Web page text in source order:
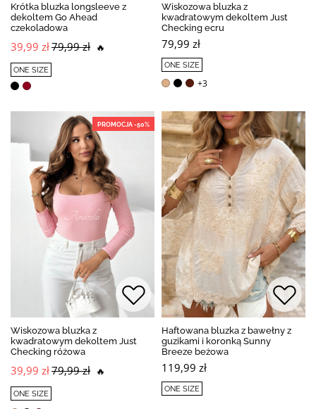
Krótka bluzka longsleeve z
dekoltem Go Ahead
czekoladowa
39,99 zł79,99 zł 🔥
ONE SIZE
Wiskozowa bluzka z
kwadratowym dekoltem Just
Checking ecru
79,99 zł
ONE SIZE
+3
PROMOCJA -50%
Wiskozowa bluzka z
kwadratowym dekoltem Just
Checking różowa
39,99 zł79,99 zł 🔥
ONE SIZE
Haftowana bluzka z bawełny z
guzikami i koronką Sunny
Breeze beżowa
119,99 zł
ONE SIZE